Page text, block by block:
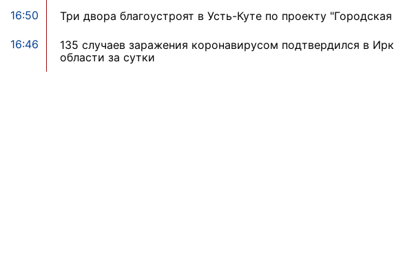
пропали в Киренском
миллионов рублей получит
машиностроительное
тренером» в Иркутской
16:50 Три двора благоустроят в Усть-Куте по проекту
16:46
135 случаев заражения коронавирусом подтвердился в
области за сутки